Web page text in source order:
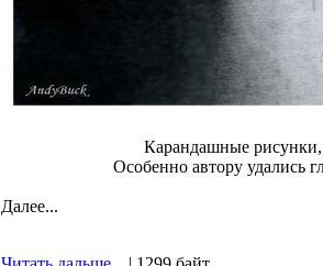
Карандашные
Особенно автору удались
Далее...